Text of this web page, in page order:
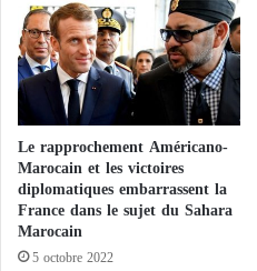
c
o
n
d
m
n
é
d
e
m
Le rapprochement Américano-
Marocain et les victoires
diplomatiques embarrassent la
France dans le sujet du Sahara
Marocain
5 octobre 2022